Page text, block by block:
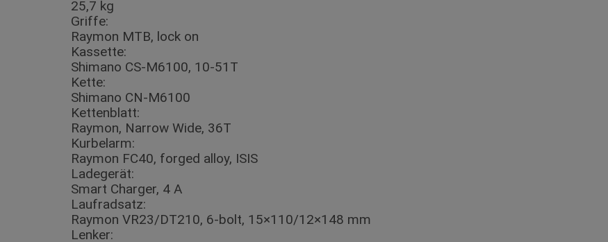
25,7 kg
Griffe:
Raymon MTB, lock on
Kassette:
Shimano CS-M6100, 10-51T
Kette:
Shimano CN-M6100
Kettenblatt:
Raymon, Narrow Wide, 36T
Kurbelarm:
Raymon FC40, forged alloy, ISIS
Ladegerät:
Smart Charger, 4 A
Laufradsatz:
Raymon VR23/DT210, 6-bolt, 15×110/12×148 mm
Lenker: